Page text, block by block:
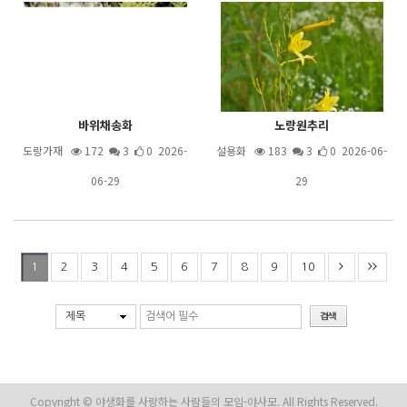
바위채송화
도랑가재 172 3
0 2026-
06-29
노랑원추리
설용화 183 3
0 2026-06-
29
1 2 3 4 5 6 7 8 9 10
제목
Copyright © 야생화를 사랑하는 사람들의 모임-야사모. All Rights Reserved.